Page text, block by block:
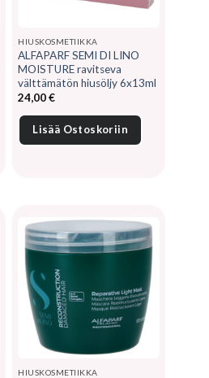
HIUSKOSMETIIKKA
ALFAPARF SEMI DI LINO
MOISTURE ravitseva
välttämätön hiusöljy 6x13ml
24,00€
Lisää Ostoskoriin
HIUSKOSMETIIKKA